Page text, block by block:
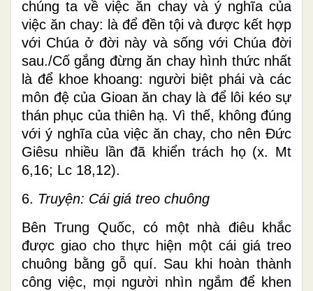
chúng ta về việc ăn chay và ý nghĩa của
việc ăn chay: là để đền tội và được kết hợp
với Chúa ở đời này và sống với Chúa đời
sau./Cố gắng đừng ăn chay hình thức nhất
là để khoe khoang: người biệt phái và các
môn đệ của Gioan ăn chay là để lôi kéo sự
thán phục của thiên hạ. Vì thế, không đúng
với ý nghĩa của việc ăn chay, cho nên Đức
Giêsu nhiều lần đã khiển trách họ (x. Mt
6,16; Lc 18,12).
6. Truyện: Cái giá treo chuông
Bên Trung Quốc, có một nhà điêu khắc
được giao cho thực hiện một cái giá treo
chuông bằng gỗ quí. Sau khi hoàn thành
công việc, mọi người nhìn ngắm để khen